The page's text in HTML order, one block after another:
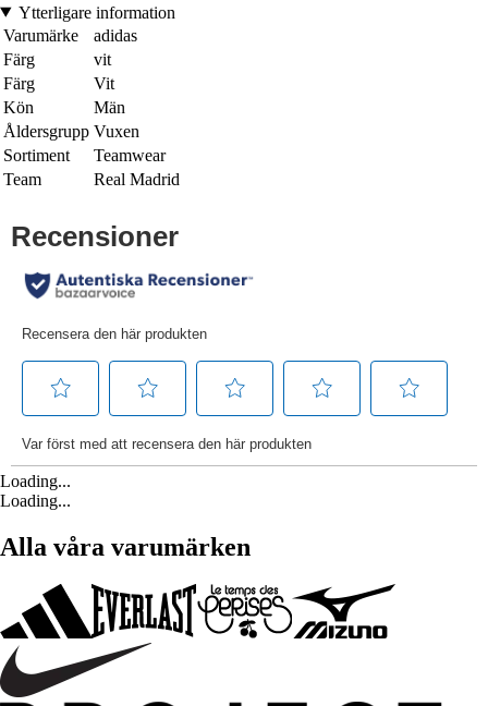
Ytterligare information
Varumärke
adidas
Färg
vit
Färg
Vit
Kön
Män
Åldersgrupp Vuxen
Sortiment
Teamwear
Team
Real Madrid
Loading...
Loading...
Alla våra varumärken